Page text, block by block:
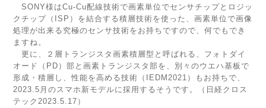
SONY様はCu-Cu配線技術で画素単位でセンサチップとロジッ
クチップ（ISP）を結合する積層技術を使った、画素単位で画像
処理が出来る究極のセンサ技術をお持ちですので、何でもでき
ますね。
更に、２層トランジスタ画素積層型と呼ばれる、フォトダイ
オード（PD）部と画素トランジスタ部を、別々のウエハ基板で
形成・積層し、性能を高める技術（IEDM2021）もお持ちで、
2023.5月のスマホ新モデルに採用するそうです。（日経クロス
テック2023.5.17）